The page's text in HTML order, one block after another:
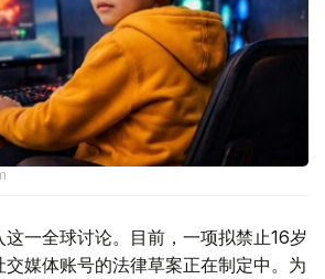
一全球讨论。目前，一项拟禁止16岁
媒体账号的法律草案正在制定中。为